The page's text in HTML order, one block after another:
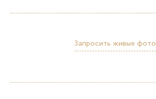
Запросить живые фото